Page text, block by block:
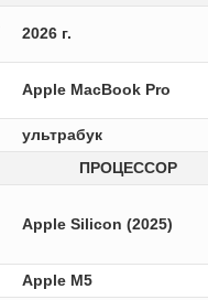
2026 г.
Apple MacBook Pro
ультрабук
ПРОЦЕССОР
Apple Silicon (2025)
Apple M5